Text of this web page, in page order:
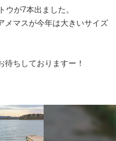
ウが7本出ました。
メマスが今年は大きいサイズ
待ちしておりますー！